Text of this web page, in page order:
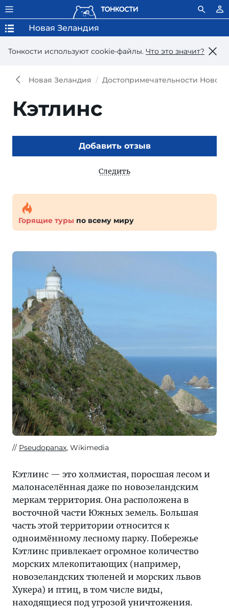
Тонкости используют сookie-файлы. Что это значит?
Новая Зеландия
Новая Зеландия Достопримечательности Новой
Кэтлинс
Добавить отзыв
Следить
Горящие туры по всему миру
Pseudopanax, Wikimedia
Кэтлинс — это холмистая, поросшая лесом и
малонаселённая даже по новозеландским
меркам территория. Она расположена в
восточной части Южных земель. Большая
часть этой территории относится к
одноимённому лесному парку. Побережье
Кэтлинс привлекает огромное количество
морских млекопитающих (например,
новозеландских тюленей и морских львов
Хукера) и птиц, в том числе виды,
находящиеся под угрозой уничтожения.